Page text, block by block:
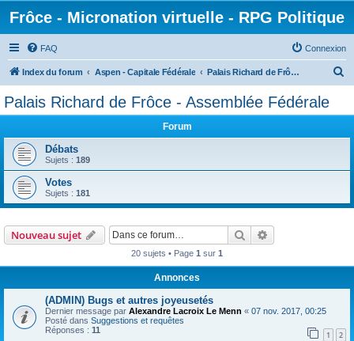
Frôce - Micronation virtuelle - RPG Politique
FAQ Connexion
Index du forum Aspen - Capitale Fédérale Palais Richard de Frôce - Assemblée Fédérale
h
Palais Richard de Frôce - Assemblée Fédérale
Forum
Débats
Sujets : 189
Votes
Sujets : 181
Nouveau sujet Rechercher
20 sujets • Page 1 sur 1
Annonces
(ADMIN) Bugs et autres joyeusetés
Dernier message par Alexandre Lacroix Le Menn « 07 nov. 2017, 00:25
Posté dans Suggestions et requêtes
Réponses : 11 1 2